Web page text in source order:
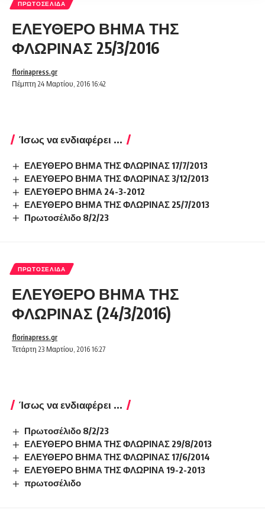
ΠΡΩΤΟΣΈΛΙΔΑ
ΕΛΕΥΘΕΡΟ ΒΗΜΑ ΤΗΣ
ΦΛΩΡΙΝΑΣ 25/3/2016
Πέμπτη 24 Μαρτίου, 2016 16:42
florinapress.gr
Ίσως να ενδιαφέρει ...
ΕΛΕΥΘΕΡΟ ΒΗΜΑ ΤΗΣ ΦΛΩΡΙΝΑΣ 17/7/2013
ΕΛΕΥΘΕΡΟ ΒΗΜΑ ΤΗΣ ΦΛΩΡΙΝΑΣ 3/12/2013
ΕΛΕΥΘΕΡΟ ΒΗΜΑ 24-3-2012
ΕΛΕΥΘΕΡΟ ΒΗΜΑ ΤΗΣ ΦΛΩΡΙΝΑΣ 25/7/2013
Πρωτοσέλιδο 8/2/23
ΠΡΩΤΟΣΈΛΙΔΑ
ΕΛΕΥΘΕΡΟ ΒΗΜΑ ΤΗΣ
ΦΛΩΡΙΝΑΣ (24/3/2016)
Τετάρτη 23 Μαρτίου, 2016 16:27
florinapress.gr
Ίσως να ενδιαφέρει ...
Πρωτοσέλιδο 8/2/23
ΕΛΕΥΘΕΡΟ ΒΗΜΑ ΤΗΣ ΦΛΩΡΙΝΑΣ 29/8/2013
ΕΛΕΥΘΕΡΟ ΒΗΜΑ ΤΗΣ ΦΛΩΡΙΝΑΣ 17/6/2014
ΕΛΕΥΘΕΡΟ ΒΗΜΑ ΤΗΣ ΦΛΩΡΙΝΑ 19-2-2013
πρωτοσέλιδο